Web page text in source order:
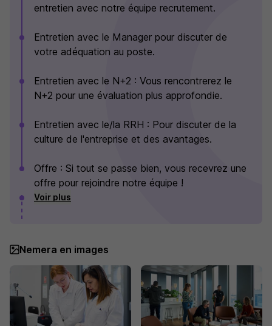
entretien avec notre équipe recrutement.
Entretien avec le Manager pour discuter de
votre adéquation au poste.
Entretien avec le N+2 : Vous rencontrerez le
N+2 pour une évaluation plus approfondie.
Entretien avec le/la RRH : Pour discuter de la
culture de l'entreprise et des avantages.
Offre : Si tout se passe bien, vous recevrez une
offre pour rejoindre notre équipe !
Voir plus
Nemera en images